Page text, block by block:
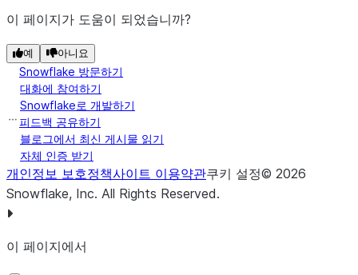
decimal.Decimal
OBJECT dict
OBJECT
Map[String,
String]
VARCHAR String
VARIANT String
표시되는 형식에 따라
이 페이지가 도움이 되었습니까?
예 아니요
Snowflake 방문하기
대화에 참여하기
Snowflake로 개발하기
피드백 공유하기
블로그에서 최신 게시물 읽기
자체 인증 받기
개인정보 보호정책사이트 이용약관쿠키 설정© 2026
Snowflake, Inc. All Rights Reserved.
이 페이지에서